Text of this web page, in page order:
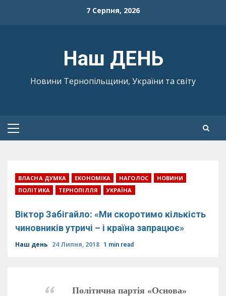
7 Серпня, 2026
Наш ДЕНЬ
Новини Тернопільщини, України та світу
Primary
ВЛАСНА ДУМКА ЕКОНОМІКА НАГОЛОС
НОВИНИ
ПОЛІТИКА
ТЕРНОПІЛЛЯ УКРАЇНА
Віктор Забігайло: «Ми скоротимо кількість
чиновників утричі – і країна запрацює»
Наш день 24 Липня, 2018 1 min read
Політична партія «Основа»